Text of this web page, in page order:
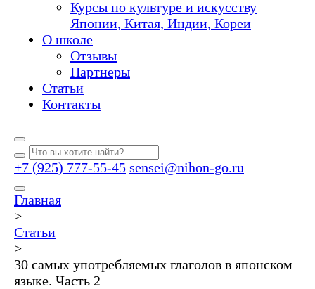
Курсы по культуре и искусству
Японии, Китая, Индии, Кореи
О школе
Отзывы
Партнеры
Статьи
Контакты
+7 (925) 777-55-45 sensei@nihon-go.ru
Главная
>
Статьи
>
30 самых употребляемых глаголов в японском
языке. Часть 2